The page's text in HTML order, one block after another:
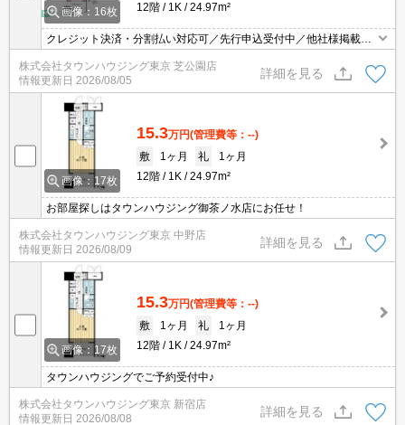
画像：16枚
12階
1K 24.97m²
クレジット決済・分割払い対応可／先行申込受付中／他社様掲載物
件もまとめてご案内可能／専任物件多数あり
株式会社タウンハウジング東京 芝公園店
情報更新日 2026/08/05
詳細を見る
画像：17枚
15.3万円(管理費等：--)
敷
1ヶ月 礼
1ヶ月
12階
1K 24.97m²
お部屋探しはタウンハウジング御茶ノ水店にお任せ！
株式会社タウンハウジング東京 中野店
情報更新日 2026/08/09
詳細を見る
画像：17枚
15.3万円(管理費等：--)
敷
1ヶ月 礼
1ヶ月
12階
1K 24.97m²
タウンハウジングでご予約受付中♪
株式会社タウンハウジング東京 新宿店
情報更新日 2026/08/08
詳細を見る